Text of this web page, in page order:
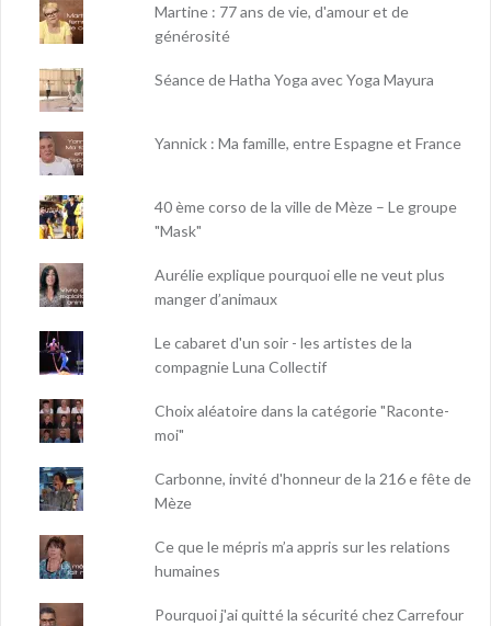
Martine : 77 ans de vie, d'amour et de
générosité
Séance de Hatha Yoga avec Yoga Mayura
Yannick : Ma famille, entre Espagne et France
40 ème corso de la ville de Mèze – Le groupe
"Mask"
Aurélie explique pourquoi elle ne veut plus
manger d’animaux
Le cabaret d'un soir - les artistes de la
compagnie Luna Collectif
Choix aléatoire dans la catégorie "Raconte-
moi"
Carbonne, invité d'honneur de la 216 e fête de
Mèze
Ce que le mépris m’a appris sur les relations
humaines
Pourquoi j'ai quitté la sécurité chez Carrefour